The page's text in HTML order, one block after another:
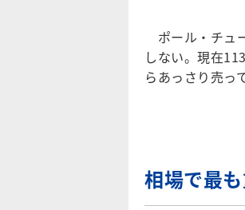
ポール・チュ
しない。現在
らあっさり売っ
相場で最